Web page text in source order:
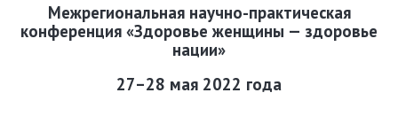
Межрегиональная научно-практическая
конференция «Здоровье женщины — здоровье
нации»
27–28 мая 2022 года